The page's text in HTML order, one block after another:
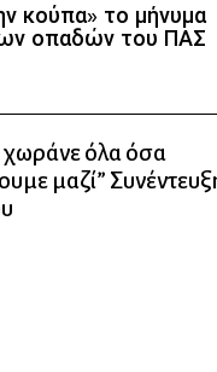
κούπα» το μήνυμα
οπαδών του ΠΑΣ
χωράνε όλα όσα
μαζί”